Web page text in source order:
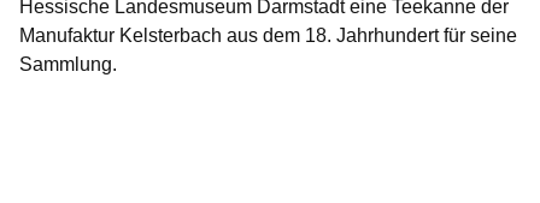
Hessische Landesmuseum Darmstadt eine Teekanne der
Manufaktur Kelsterbach aus dem 18. Jahrhundert für seine
Sammlung.